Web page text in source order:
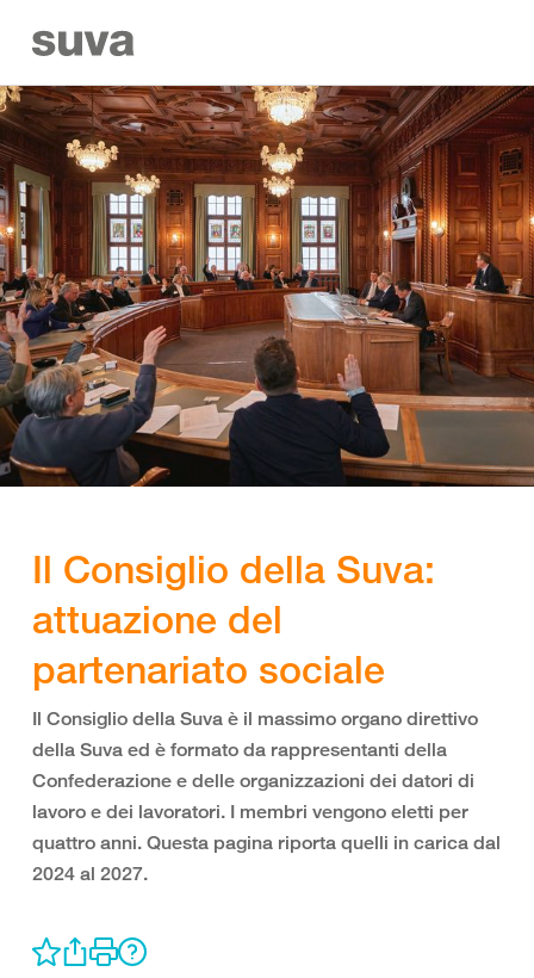
Il Consiglio della Suva:
attuazione del
partenariato sociale​
Il Consiglio della Suva è il massimo organo direttivo
della Suva ed è formato da rappresentanti della
Confederazione e delle organizzazioni dei datori di
lavoro e dei lavoratori. I membri vengono eletti per
quattro anni. Questa pagina riporta quelli in carica dal
2024 al 2027.